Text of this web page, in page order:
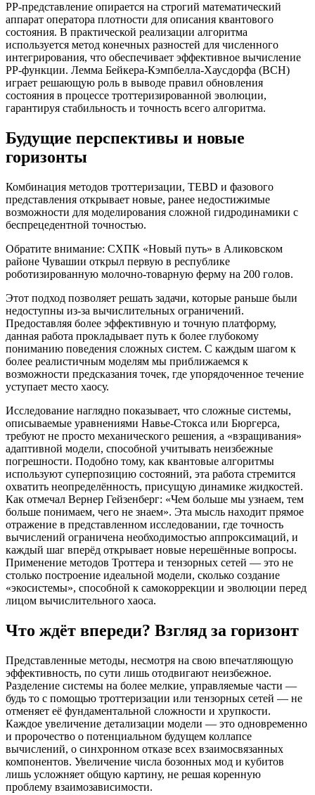
PP-представление опирается на строгий математический
аппарат оператора плотности для описания квантового
состояния. В практической реализации алгоритма
используется метод конечных разностей для численного
интегрирования, что обеспечивает эффективное вычисление
PP-функции. Лемма Бейкера-Кэмпбелла-Хаусдорфа (BCH)
играет решающую роль в выводе правил обновления
состояния в процессе троттеризированной эволюции,
гарантируя стабильность и точность всего алгоритма.
Будущие перспективы и новые
горизонты
Комбинация методов троттеризации, TEBD и фазового
представления открывает новые, ранее недостижимые
возможности для моделирования сложной гидродинамики с
беспрецедентной точностью.
Обратите внимание: СХПК «Новый путь» в Аликовском
районе Чувашии открыл первую в республике
роботизированную молочно-товарную ферму на 200 голов.
Этот подход позволяет решать задачи, которые раньше были
недоступны из-за вычислительных ограничений.
Предоставляя более эффективную и точную платформу,
данная работа прокладывает путь к более глубокому
пониманию поведения сложных систем. С каждым шагом к
более реалистичным моделям мы приближаемся к
возможности предсказания точек, где упорядоченное течение
уступает место хаосу.
Исследование наглядно показывает, что сложные системы,
описываемые уравнениями Навье-Стокса или Бюргерса,
требуют не просто механического решения, а «взращивания»
адаптивной модели, способной учитывать неизбежные
погрешности. Подобно тому, как квантовые алгоритмы
используют суперпозицию состояний, эта работа стремится
охватить неопределённость, присущую динамике жидкостей.
Как отмечал Вернер Гейзенберг: «Чем больше мы узнаем, тем
больше понимаем, чего не знаем». Эта мысль находит прямое
отражение в представленном исследовании, где точность
вычислений ограничена необходимостью аппроксимаций, и
каждый шаг вперёд открывает новые нерешённые вопросы.
Применение методов Троттера и тензорных сетей — это не
столько построение идеальной модели, сколько создание
«экосистемы», способной к самокоррекции и эволюции перед
лицом вычислительного хаоса.
Что ждёт впереди? Взгляд за горизонт
Представленные методы, несмотря на свою впечатляющую
эффективность, по сути лишь отодвигают неизбежное.
Разделение системы на более мелкие, управляемые части —
будь то с помощью троттеризации или тензорных сетей — не
отменяет её фундаментальной сложности и хрупкости.
Каждое увеличение детализации модели — это одновременно
и пророчество о потенциальном будущем коллапсе
вычислений, о синхронном отказе всех взаимосвязанных
компонентов. Увеличение числа бозонных мод и кубитов
лишь усложняет общую картину, не решая коренную
проблему взаимозависимости.